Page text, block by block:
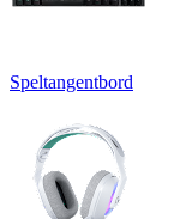
Speltangentbord